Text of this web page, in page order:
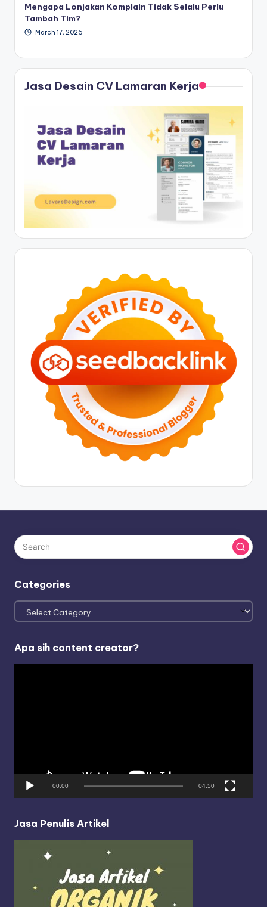
Mengapa Lonjakan Komplain Tidak Selalu Perlu
Tambah Tim?
March 17, 2026
Jasa Desain CV Lamaran Kerja
Categories
Categories
Apa sih content creator?
00:00 04:50
Jasa Penulis Artikel